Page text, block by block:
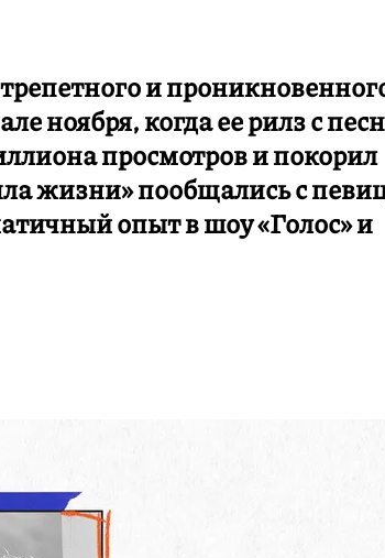
и
ноября, когда ее рилз с
просмотров и покорил
жизни» пообщались с
опыт в шоу «Голос» и